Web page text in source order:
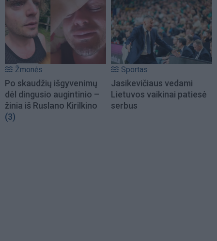
Žmonės
Po skaudžių išgyvenimų
dėl dingusio augintinio –
žinia iš Ruslano Kirilkino
(3)
Sportas
Jasikevičiaus vedami
Lietuvos vaikinai patiesė
serbus